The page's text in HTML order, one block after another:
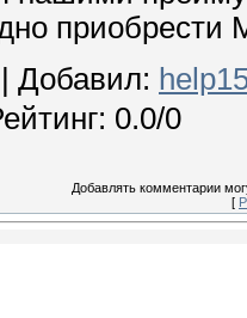
приобрести
Добавил:
: 0.0/0
Добавлять комментарии
[